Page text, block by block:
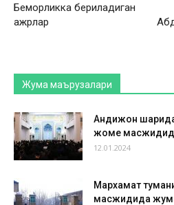
Беморликка бериладиган
ажрлар
Жума маърузалари
Андижон
жоме
12.01.2024
Мархамат
масжидида